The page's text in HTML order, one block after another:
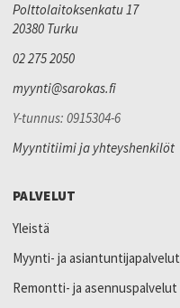
Polttolaitoksenkatu 17
20380 Turku
02 275 2050
myynti@sarokas.fi
Y-tunnus: 0915304-6
Myyntitiimi ja yhteyshenkilöt
PALVELUT
Yleistä
Myynti- ja asiantuntijapalvelut
Remontti- ja asennuspalvelut